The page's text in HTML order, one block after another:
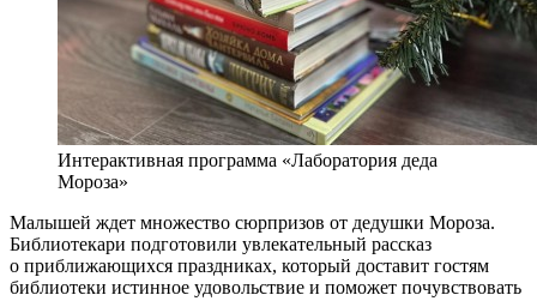
Интерактивная программа «Лаборатория деда
Мороза»
Малышей ждет множество сюрпризов от дедушки Мороза.
Библиотекари подготовили увлекательный рассказ
о приближающихся праздниках, который доставит гостям
библиотеки истинное удовольствие и поможет почувствовать